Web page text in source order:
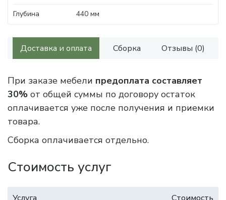
Глубина
440 мм
Доставка и оплата Сборка Отзывы (0)
При заказе мебели предоплата составляет
30% от общей суммы по договору остаток
оплачивается уже после получения и приемки
товара.
Сборка оплачивается отдельно.
Стоимость услуг